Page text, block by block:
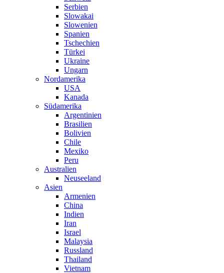
Serbien
Slowakai
Slowenien
Spanien
Tschechien
Türkei
Ukraine
Ungarn
Nordamerika
USA
Kanada
Südamerika
Argentinien
Brasilien
Bolivien
Chile
Mexiko
Peru
Australien
Neuseeland
Asien
Armenien
China
Indien
Iran
Israel
Malaysia
Russland
Thailand
Vietnam